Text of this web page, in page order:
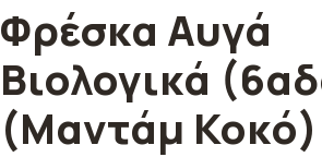
Φρέσκα Αυγά
Βιολογικά
(Μαντάμ Κοκό)